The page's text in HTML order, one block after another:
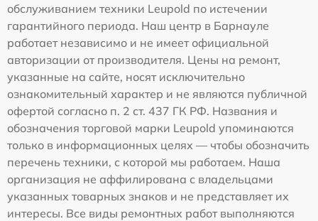
обслуживанием техники Leupold по истечении
гарантийного периода. Наш центр в Барнауле
работает независимо и не имеет официальной
авторизации от производителя. Цены на ремонт,
указанные на сайте, носят исключительно
ознакомительный характер и не являются публичной
офертой согласно п. 2 ст. 437 ГК РФ. Названия и
обозначения торговой марки Leupold упоминаются
только в информационных целях — чтобы обозначить
перечень техники, с которой мы работаем. Наша
организация не аффилирована с владельцами
указанных товарных знаков и не представляет их
интересы. Все виды ремонтных работ выполняются